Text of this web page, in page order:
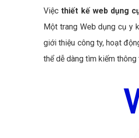
Việcthiết kế web dụng
Một trang Web dụng cụ y
giới thiệu công ty, hoạt
thể dễ dàng tìm kiếm